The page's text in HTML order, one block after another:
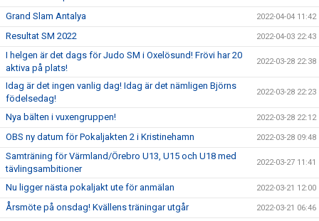
Grand Slam Antalya 2022-04-04 11:42
Resultat SM 2022 2022-04-03 22:43
I helgen är det dags för Judo SM i Oxelösund! Frövi har 20
aktiva på plats!
2022-03-28 22:38
Idag är det ingen vanlig dag! Idag är det nämligen Björns
födelsedag!
2022-03-28 22:23
Nya bälten i vuxengruppen! 2022-03-28 22:12
OBS ny datum för Pokaljakten 2 i Kristinehamn 2022-03-28 09:48
Samträning för Värmland/Örebro U13, U15 och U18 med
tävlingsambitioner
2022-03-27 11:41
Nu ligger nästa pokaljakt ute för anmälan 2022-03-21 12:00
Årsmöte på onsdag! Kvällens träningar utgår 2022-03-21 06:46